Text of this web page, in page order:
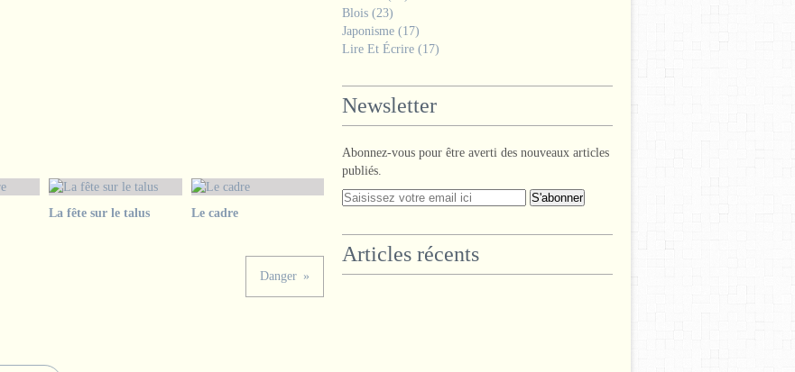
La fête sur le talus Le cadre
Danger
Blois (23)
Japonisme (17)
Lire Et Écrire (17)
Newsletter
Abonnez-vous pour être averti des nouveaux articles
publiés.
Articles récents